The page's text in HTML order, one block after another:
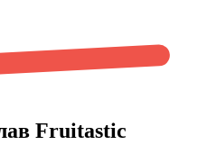
Fruitastic